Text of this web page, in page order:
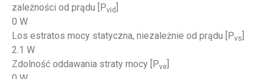
zależności od prądu [Pvid
0 W
Los estratos mocy statyczna, niezależnie od prądu [Pvs
2.1 W
Zdolność oddawania straty mocy [Pve